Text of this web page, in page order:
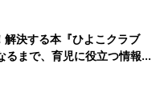
決する本『ひよこクラブ
まで、育児に役立つ情報が